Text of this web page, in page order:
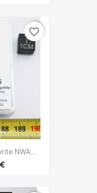
NWA...
favorite_border